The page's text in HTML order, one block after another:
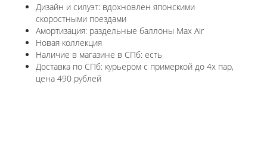
Дизайн и силуэт: вдохновлен японскими
скоростными поездами
Амортизация: раздельные баллоны Max Air
Новая коллекция
Наличие в магазине в СПб: есть
Доставка по СПб: курьером с примеркой до 4х пар,
цена 490 рублей